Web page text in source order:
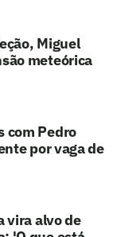
Miguel
meteórica
com Pedro
por vaga de
vira alvo de